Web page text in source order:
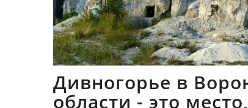
Дивногорье в
области - это